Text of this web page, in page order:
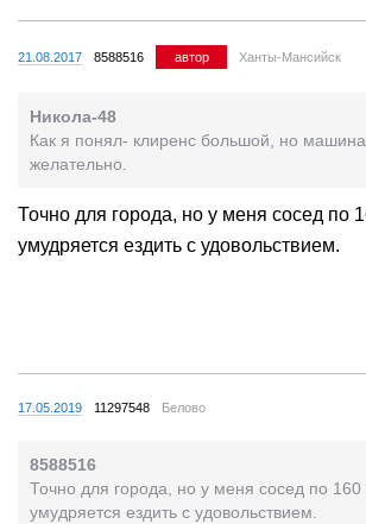
21.08.2017 8588516 автор Ханты-Мансийск
Никола-48
Как я понял- клиренс большой, но
желательно.
Точно для города, но у меня сосед по
умудряется ездить с удовольствием.
17.05.2019 11297548 Белово
8588516
Точно для города, но у меня сосед по 160
умудряется ездить с удовольствием.